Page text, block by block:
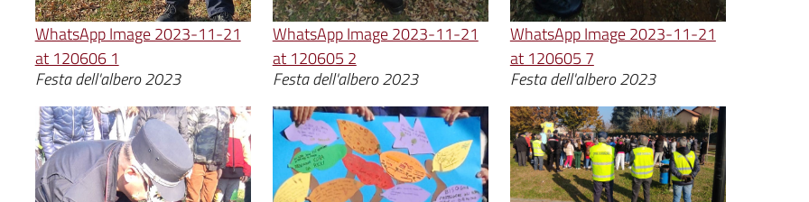
WhatsApp Image 2023-11-21
at 120606 1
Festa dell'albero 2023
WhatsApp Image 2023-11-21
at 120605 2
Festa dell'albero 2023
WhatsApp Image 2023-11-21
at 120605 7
Festa dell'albero 2023